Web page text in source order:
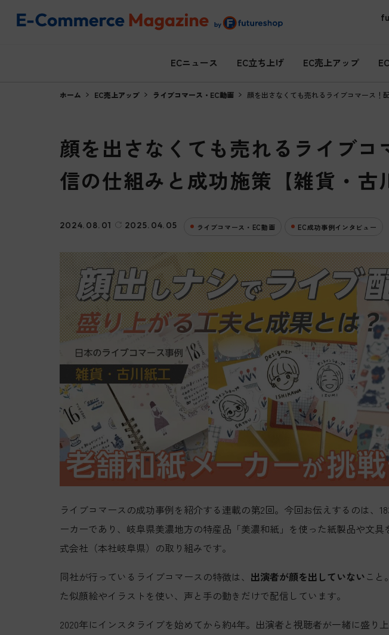
ECニュース EC立ち上げ EC売上アップ
ホーム EC売上アップ ライブコマース・EC動画 顔を出さなくても売れるライブコマース！
顔を出さなくても売れるライブコ
信の仕組みと成功施策【雑貨・古
2024.08.01 2025.04.05 ライブコマース・EC動画 EC成功事例インタビュー
ライブコマースの成功事例を紹介する連載の第2回。今回お伝えするのは、
ーカーであり、岐阜県美濃地方の特産品「美濃和紙」を使った紙製品や文
式会社（本社岐阜県）の取り組みです。
同社が行っているライブコマースの特徴は、 出演者が顔を出していないこと
た似顔絵やイラストを使い、声と手の動きだけで配信しています。
2020年にインスタライブを始めてから約4年。出演者と視聴者が一緒に盛り